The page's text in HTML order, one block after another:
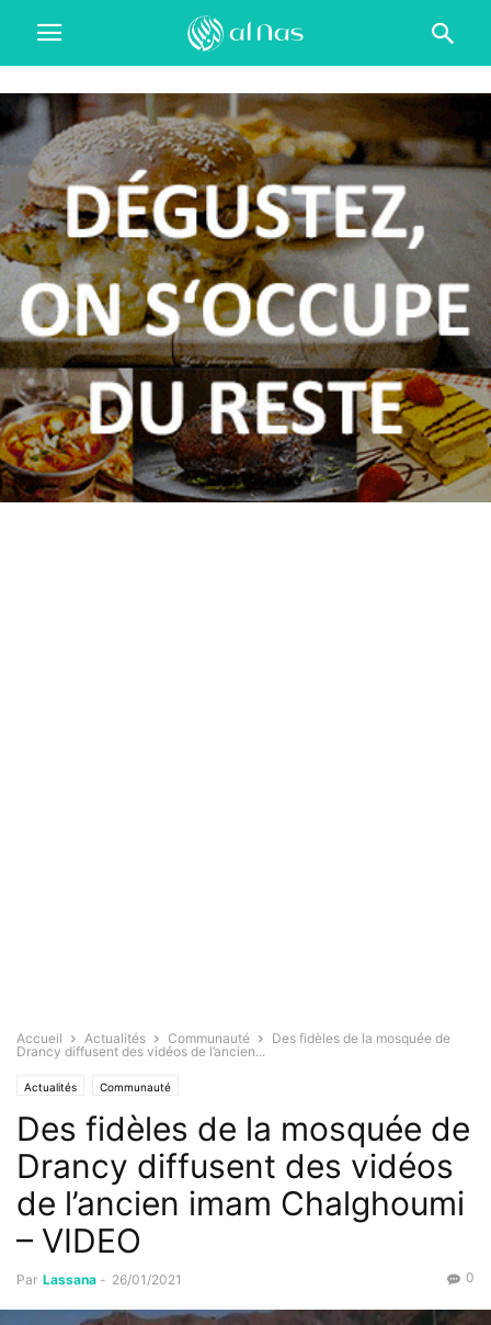
Accueil Actualités Communauté
Des fidèles de la mosquée de
Drancy diffusent des vidéos de l’ancien...
Actualités Communauté
Des fidèles de la mosquée de
Drancy diffusent des vidéos
de l’ancien imam Chalghoumi
– VIDEO
Par Lassana - 26/01/2021 0